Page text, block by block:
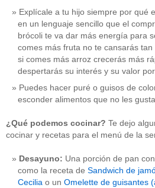
Explícale a tu hijo siempre por qué
en un lenguaje sencillo que el
brócoli te va dar más energía para
comes más fruta no te cansarás
si comes más arroz crecerás más
despertarás su interés y su valor
Puedes hacer puré o guisos de
esconder alimentos que no les
¿Qué podemos cocinar? Te dejo
cocinar y recetas para el menú de la
Desayuno: Una porción de pan
como la receta de Sandwich de
Cecilia o un Omelette de guisantes